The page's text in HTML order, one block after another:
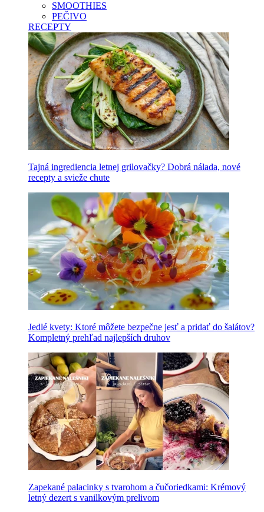
SMOOTHIES
PEČIVO
RECEPTY
Tajná ingrediencia letnej grilovačky? Dobrá nálada, nové
recepty a svieže chute
Jedlé kvety: Ktoré môžete bezpečne jesť a pridať do šalátov?
Kompletný prehľad najlepších druhov
Zapekané palacinky s tvarohom a čučoriedkami: Krémový
letný dezert s vanilkovým prelivom